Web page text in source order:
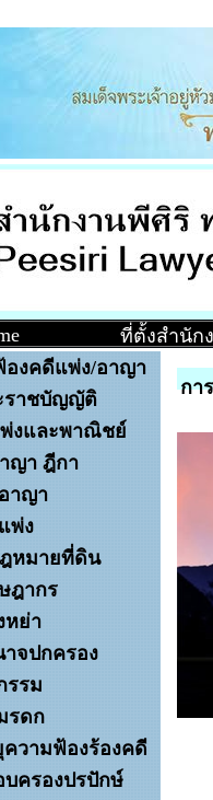
ที่ตั้งสำนัก
องคดีแพ่ง/อาญา
ราชบัญญัติ
งและพาณิชย์
ญา ฎีกา
าญา
พ่ง
หมายที่ดิน
ฎากร
หย่า
าจปกครอง
รรม
รดก
ความฟ้องร้องคดี
บครองปรปักษ์
กา